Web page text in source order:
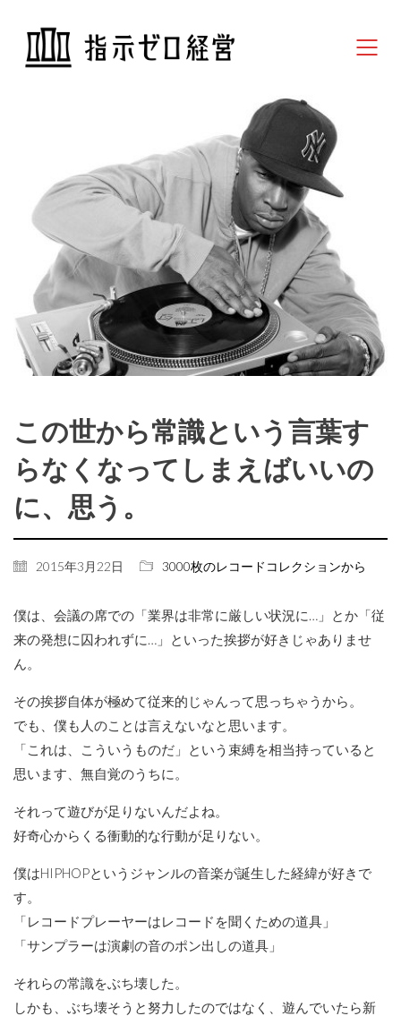
この世から常識という言葉す
らなくなってしまえばいいの
に、思う。
2015年3月22日 3000枚のレコードコレクションから
僕は、会議の席での「業界は非常に厳しい状況に…」とか「従
来の発想に囚われずに…」といった挨拶が好きじゃありませ
ん。
その挨拶自体が極めて従来的じゃんって思っちゃうから。
でも、僕も人のことは言えないなと思います。
「これは、こういうものだ」という束縛を相当持っていると
思います、無自覚のうちに。
それって遊びが足りないんだよね。
好奇心からくる衝動的な行動が足りない。
僕はHIPHOPというジャンルの音楽が誕生した経緯が好きで
す。
「レコードプレーヤーはレコードを聞くための道具」
「サンプラーは演劇の音のポン出しの道具」
それらの常識をぶち壊した。
しかも、ぶち壊そうと努力したのではなく、遊んでいたら新